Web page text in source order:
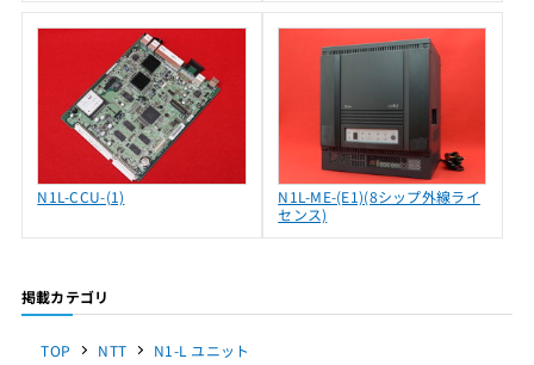
N1L-CCU-(1)
N1L-ME-(E1)(8シップ外線ライ
センス)
掲載カテゴリ
TOP NTT N1-L ユニット